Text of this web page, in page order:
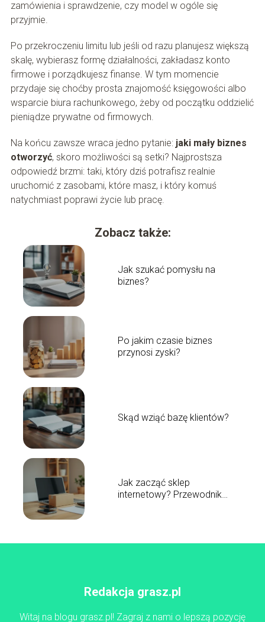
zamówienia i sprawdzenie, czy model w ogóle się
przyjmie.
Po przekroczeniu limitu lub jeśli od razu planujesz większą
skalę, wybierasz formę działalności, zakładasz konto
firmowe i porządkujesz finanse. W tym momencie
przydaje się choćby prosta znajomość księgowości albo
wsparcie biura rachunkowego, żeby od początku oddzielić
pieniądze prywatne od firmowych.
Na końcu zawsze wraca jedno pytanie: jaki mały biznes
otworzyć, skoro możliwości są setki? Najprostsza
odpowiedź brzmi: taki, który dziś potrafisz realnie
uruchomić z zasobami, które masz, i który komuś
natychmiast poprawi życie lub pracę.
Zobacz także:
Jak szukać pomysłu na
biznes?
Po jakim czasie biznes
przynosi zyski?
Skąd wziąć bazę klientów?
Jak zacząć sklep
internetowy? Przewodnik
Redakcja grasz.pl
Witaj na blogu grasz.pl! Zagraj z nami o lepszą pozycję